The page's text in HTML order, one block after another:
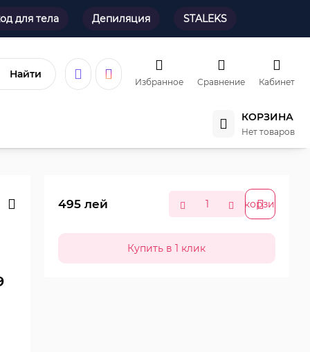
для тела Депиляция STALEKS
Найти
Избранное Сравнение Кабинет
КОРЗИНА
Нет товаров
495лей В корзину